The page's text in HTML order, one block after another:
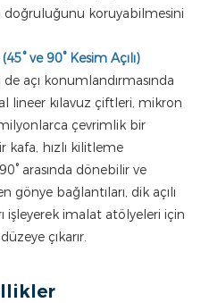
koruyabilmesini
ve 90° Kesim Açılı)
açı konumlandırmasında
lineer kılavuz çiftleri, mikron
çevrimlik bir
kafa, hızlı kilitleme
arasında dönebilir ve
bağlantıları, dik açılı
işleyerek imalat atölyeleri için
çıkarır.